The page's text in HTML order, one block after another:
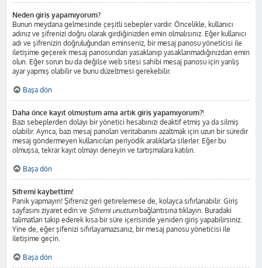
Neden giriş yapamıyorum?
Bunun meydana gelmesinde çeşitli sebepler vardır. Öncelikle, kullanıcı
adınız ve şifrenizi doğru olarak girdiğinizden emin olmalısınız. Eğer kullanıcı
adı ve şifrenizin doğruluğundan eminseniz, bir mesaj panosu yöneticisi ile
iletişime geçerek mesaj panosundan yasaklanıp yasaklanmadığınızdan emin
olun. Eğer sorun bu da değilse web sitesi sahibi mesaj panosu için yanlış
ayar yapmış olabilir ve bunu düzeltmesi gerekebilir.
Başa dön
Daha önce kayıt olmuştum ama artık giriş yapamıyorum?!
Bazı sebeplerden dolayı bir yönetici hesabınızı deaktif etmiş ya da silmiş
olabilir. Ayrıca, bazı mesaj panoları veritabanını azaltmak için uzun bir süredir
mesaj göndermeyen kullanıcıları periyodik aralıklarla silerler. Eğer bu
olmuşsa, tekrar kayıt olmayı deneyin ve tartışmalara katılın.
Başa dön
Şifremi kaybettim!
Panik yapmayın! Şifreniz geri getirelemese de, kolayca sıfırlanabilir. Giriş
sayfasını ziyaret edin ve Şifremi unuttumbağlantısına tıklayın. Buradaki
talimatları takip ederek kısa bir süre içerisinde yeniden giriş yapabilirsiniz.
Yine de, eğer şifenizi sıfırlayamazsanız, bir mesaj panosu yöneticisi ile
iletişime geçin.
Başa dön